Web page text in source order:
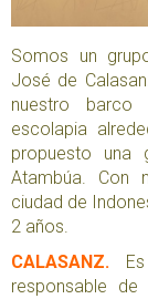
Somos un
José de
nuestro barco
escolapia
propuesto una
Atambúa. Con
ciudad de
2 años.
CALASANZ.
responsable